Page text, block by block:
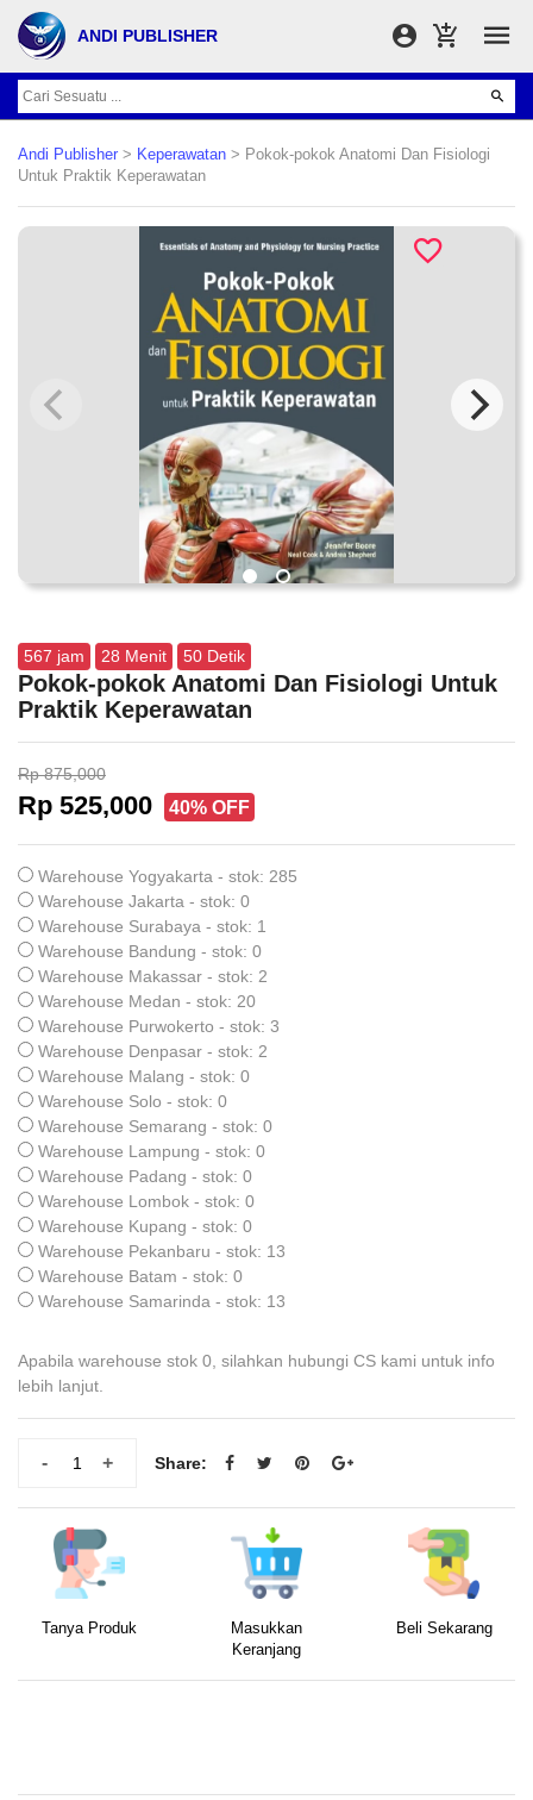
ANDI PUBLISHER
Andi Publisher > Keperawatan > Pokok-pokok Anatomi Dan Fisiologi
Untuk Praktik Keperawatan
567 jam 28 Menit 50 Detik
Pokok-pokok Anatomi Dan Fisiologi Untuk
Praktik Keperawatan
Rp 875,000
Rp 525,000 40% OFF
Warehouse Yogyakarta - stok: 285
Warehouse Jakarta - stok: 0
Warehouse Surabaya - stok: 1
Warehouse Bandung - stok: 0
Warehouse Makassar - stok: 2
Warehouse Medan - stok: 20
Warehouse Purwokerto - stok: 3
Warehouse Denpasar - stok: 2
Warehouse Malang - stok: 0
Warehouse Solo - stok: 0
Warehouse Semarang - stok: 0
Warehouse Lampung - stok: 0
Warehouse Padang - stok: 0
Warehouse Lombok - stok: 0
Warehouse Kupang - stok: 0
Warehouse Pekanbaru - stok: 13
Warehouse Batam - stok: 0
Warehouse Samarinda - stok: 13
Apabila warehouse stok 0, silahkan hubungi CS kami untuk info
lebih lanjut.
+
- Share:
Tanya Produk
Masukkan
Keranjang
Beli Sekarang